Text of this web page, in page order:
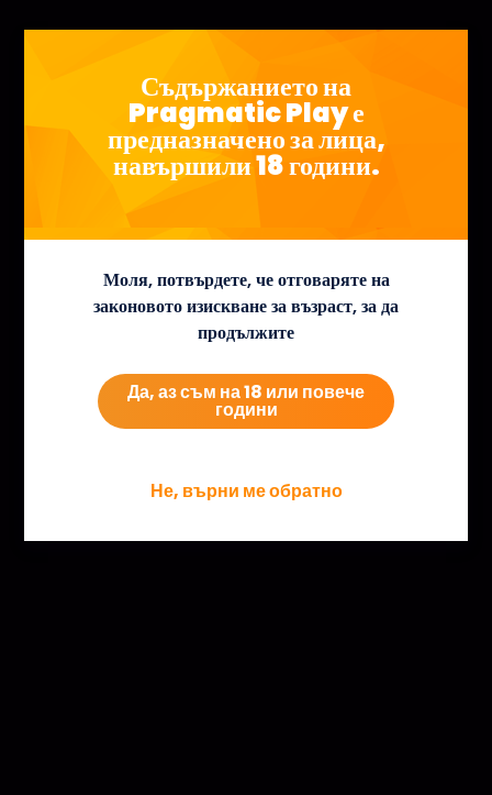
Съдържанието на
Pragmatic Play е
предназначено за лица,
навършили 18 години.
Моля, потвърдете, че отговаряте на
законовото изискване за възраст, за да
продължите
Да, аз съм на 18 или повече
години
Не, върни ме обратно